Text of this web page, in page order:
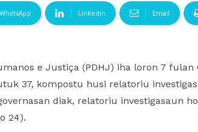
WhatsApp Linkedin Email
e Justiça (PDHJ) iha loron 7 fulan
37, kompostu husi relatoriu
diak, relatoriu investigasaun
24).